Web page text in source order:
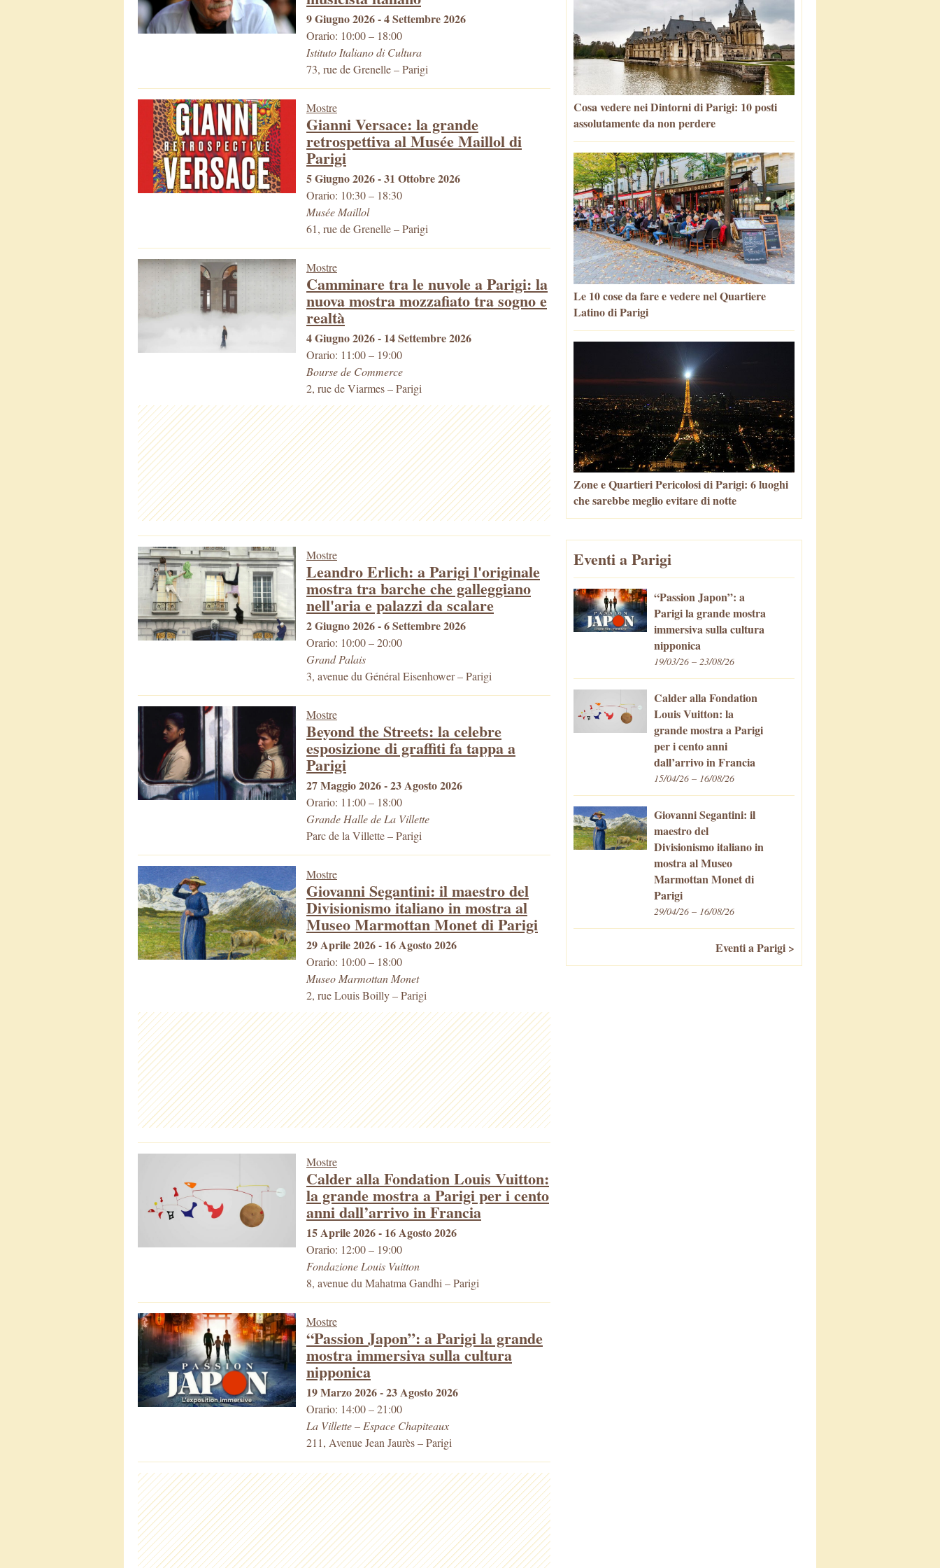
9 Giugno 2026 - 4 Settembre 2026
Orario: 10:00 – 18:00
Istituto Italiano di Cultura
73, rue de Grenelle–Parigi
Mostre
Gianni Versace: la grande
retrospettiva al Musée Maillol di
Parigi
5 Giugno 2026 - 31 Ottobre 2026
Orario: 10:30 – 18:30
Musée Maillol
61, rue de Grenelle–Parigi
Mostre
Camminare tra le nuvole a Parigi: la
nuova mostra mozzafiato tra sogno e
realtà
4 Giugno 2026 - 14 Settembre 2026
Orario: 11:00 – 19:00
Bourse de Commerce
2, rue de Viarmes–Parigi
Mostre
Leandro Erlich: a Parigi l'originale
mostra tra barche che galleggiano
nell'aria e palazzi da scalare
2 Giugno 2026 - 6 Settembre 2026
Orario: 10:00 – 20:00
Grand Palais
3, avenue du Général Eisenhower–Parigi
Mostre
Beyond the Streets: la celebre
esposizione di graffiti fa tappa a
Parigi
27 Maggio 2026 - 23 Agosto 2026
Orario: 11:00 – 18:00
Grande Halle de La Villette
Parc de la Villette–Parigi
Mostre
Giovanni Segantini: il maestro del
Divisionismo italiano in mostra al
Museo Marmottan Monet di Parigi
29 Aprile 2026 - 16 Agosto 2026
Orario: 10:00 – 18:00
Museo Marmottan Monet
2, rue Louis Boilly–Parigi
Mostre
Calder alla Fondation Louis Vuitton:
la grande mostra a Parigi per i cento
anni dall’arrivo in Francia
15 Aprile 2026 - 16 Agosto 2026
Orario: 12:00 – 19:00
Fondazione Louis Vuitton
8, avenue du Mahatma Gandhi –Parigi
Mostre
“Passion Japon”: a Parigi la grande
mostra immersiva sulla cultura
nipponica
19 Marzo 2026 - 23 Agosto 2026
Orario: 14:00 – 21:00
La Villette – Espace Chapiteaux
211, Avenue Jean Jaurès–Parigi
Cosa vedere nei Dintorni di Parigi: 10 posti
assolutamente da non perdere
Le 10 cose da fare e vedere nel Quartiere
Latino di Parigi
Zone e Quartieri Pericolosi di Parigi: 6 luoghi
che sarebbe meglio evitare di notte
Eventi a Parigi
“Passion Japon”: a
Parigi la grande mostra
immersiva sulla cultura
nipponica
19/03/26 – 23/08/26
Calder alla Fondation
Louis Vuitton: la
grande mostra a Parigi
per i cento anni
dall’arrivo in Francia
15/04/26 – 16/08/26
Giovanni Segantini: il
maestro del
Divisionismo italiano in
mostra al Museo
Marmottan Monet di
Parigi
29/04/26 – 16/08/26
Eventi a Parigi >